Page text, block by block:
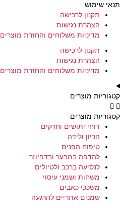
תנאי שימוש
תקנון לרכישה
הצהרת נגישות
מדיניות משלוחים והחזרת מוצרים
תקנון לרכישה
הצהרת נגישות
מדיניות משלוחים והחזרת מוצרים
קטגוריות מוצרים
קטגוריות מוצרים
דוחי יתושים וחרקים
הריון ולידה
טיפוח הפנים
להדפה במבער ובדפיוזר
לנסיעה ברכב ולטיולים
משחות ושמני עיסוי
משככי כאבים
שמנים אתריים להרגעה